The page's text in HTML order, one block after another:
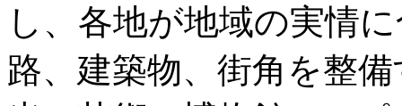
し、各地が地域の実情
路、建築物、街角を整